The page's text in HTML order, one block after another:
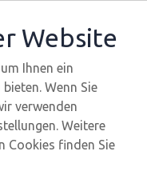
oben aus, um zu
Ihnen gesuchten
gesucht
Website
Ihnen ein
Wenn Sie
verwenden
Weitere
Cookies finden Sie